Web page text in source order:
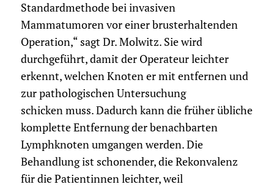
Standardmethode bei invasiven
Mammatumoren vor einer brusterhaltenden
Operation,“ sagt Dr. Molwitz. Sie wird
durchgeführt, damit der Operateur leichter
erkennt, welchen Knoten er mit entfernen und
zur pathologischen Untersuchung
schicken muss. Dadurch kann die früher übliche
komplette Entfernung der benachbarten
Lymphknoten umgangen werden. Die
Behandlung ist schonender, die Rekonvalenz
für die Patientinnen leichter, weil